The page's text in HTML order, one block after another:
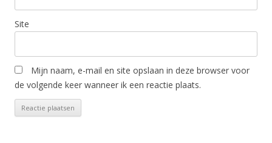
Site
Mijn naam, e-mail en site opslaan in deze browser voor
de volgende keer wanneer ik een reactie plaats.